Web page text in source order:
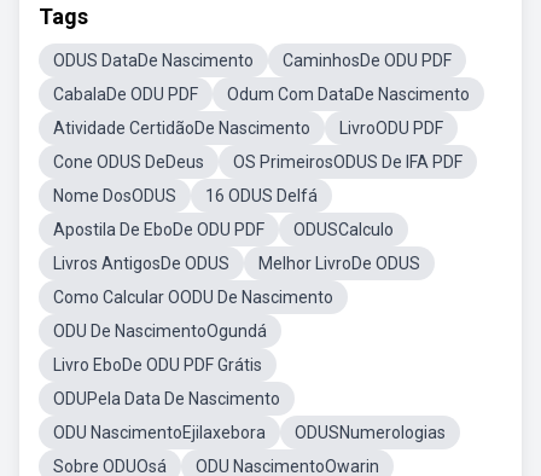
Tags
ODUS DataDe Nascimento
CaminhosDe ODU PDF
CabalaDe ODU PDF
Odum Com DataDe Nascimento
Atividade CertidãoDe Nascimento
LivroODU PDF
Cone ODUS DeDeus
OS PrimeirosODUS De IFA PDF
Nome DosODUS
16 ODUS DeIfá
Apostila De EboDe ODU PDF
ODUSCalculo
Livros AntigosDe ODUS
Melhor LivroDe ODUS
Como Calcular OODU De Nascimento
ODU De NascimentoOgundá
Livro EboDe ODU PDF Grátis
ODUPela Data De Nascimento
ODU NascimentoEjilaxebora
ODUSNumerologias
Sobre ODUOsá
ODU NascimentoOwarin